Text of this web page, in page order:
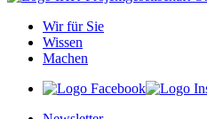
Wir für Sie
Wissen
Machen